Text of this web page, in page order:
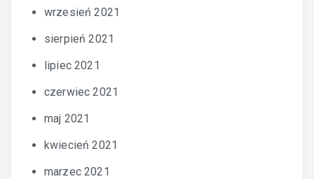
wrzesień 2021
sierpień 2021
lipiec 2021
czerwiec 2021
maj 2021
kwiecień 2021
marzec 2021